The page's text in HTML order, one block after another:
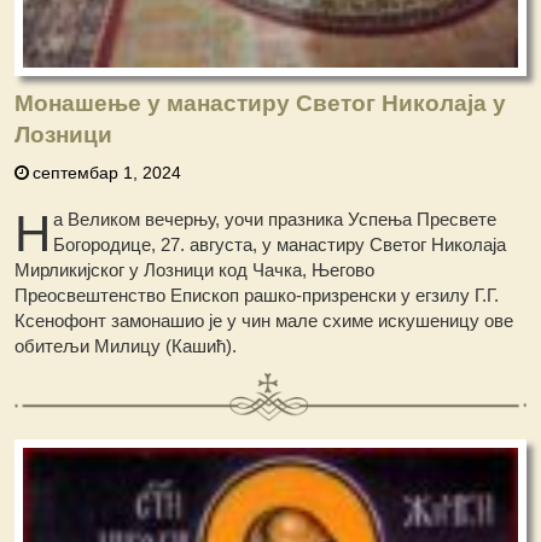
Монашење у манастиру Светог Николаја у
Лозници
септембар 1, 2024
Н а Великом вечерњу, уочи празника Успења Пресвете
Богородице, 27. августа, у манастиру Светог Николаја
Мирликијског у Лозници код Чачка, Његово
Преосвештенство Епископ рашко-призренски у егзилу Г.Г.
Ксенофонт замонашио је у чин мале схиме искушеницу ове
обитељи Милицу (Кашић).